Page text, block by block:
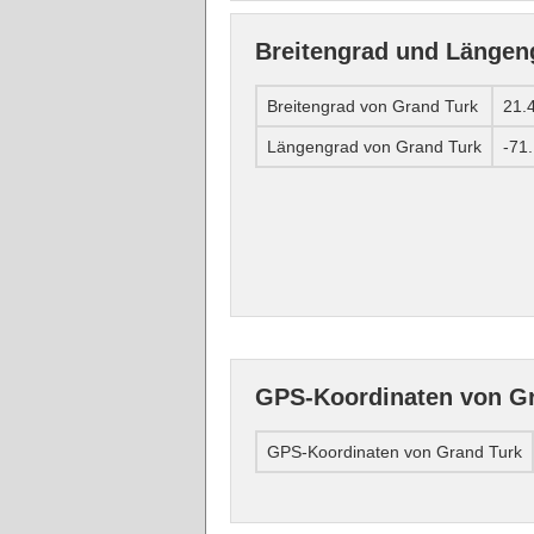
Breitengrad und
Breitengrad von Grand Turk
Längengrad von Grand Turk -
GPS-Koordinaten von
GPS-Koordinaten von Grand Turk